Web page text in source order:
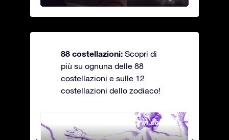
88 costellazioni: Scopri di
più su ognuna delle 88
costellazioni e sulle 12
costellazioni dello zodiaco!
Andromeda - La fanciulla in catene